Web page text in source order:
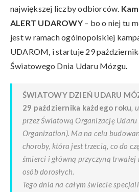
największej liczby odbiorców.
ALERT UDAROWY– bo o niej tu
jest w ramach ogólnopolskiej
UDAROM, i startuje 29
Światowego Dnia Udaru Mózgu.
ŚWIATOWY DZIEŃ UDARU
29 października każdego roku,
przez Światową Organizację
Organization). Ma na celu
choroby, która jest trzecią, co do
śmierci i główną przyczyną
osób dorosłych.
Tego dnia na całym świecie